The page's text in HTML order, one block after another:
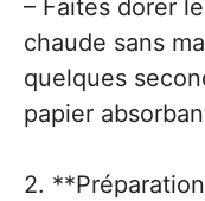
– Faites dorer
chaude sans
quelques
papier
2.